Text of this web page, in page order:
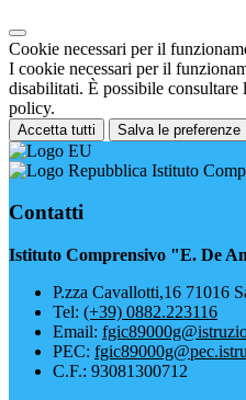
Cookie necessari per il
I cookie necessari per il
disabilitati. È possibile
policy.
Accetta tutti Salva le preferenze
Istituto
Contatti
Istituto Comprensivo "E. De
P.zza Cavallotti,16 71016
Tel: (+39) 0882.223116
Email:
PEC:
C.F.: 93081300712